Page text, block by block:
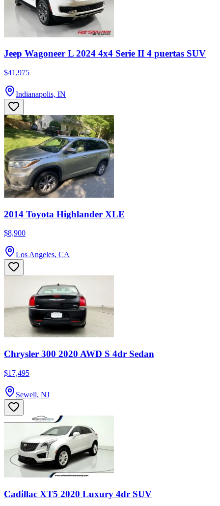
Jeep Wagoneer L 2024 4x4 Serie II 4 puertas SUV
$41,975
Indianapolis, IN
2014 Toyota Highlander XLE
$8,900
Los Angeles, CA
Chrysler 300 2020 AWD S 4dr Sedan
$17,495
Sewell, NJ
Cadillac XT5 2020 Luxury 4dr SUV